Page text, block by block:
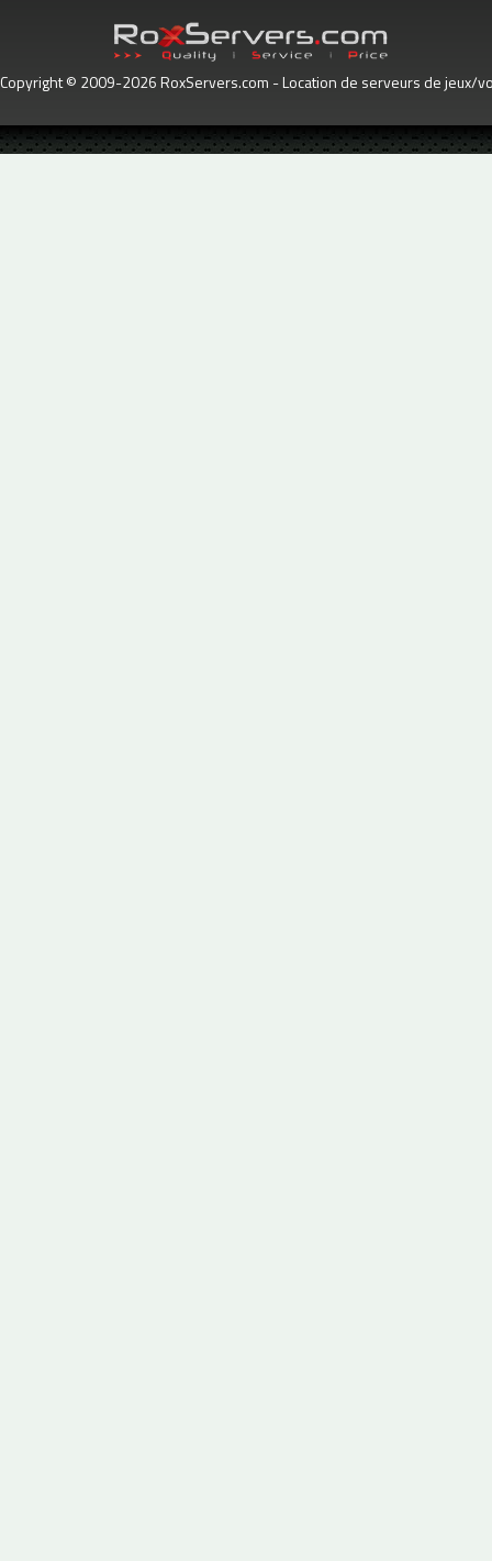
Copyright © 2009-2026 RoxServers.com - Location de serveurs de jeux/